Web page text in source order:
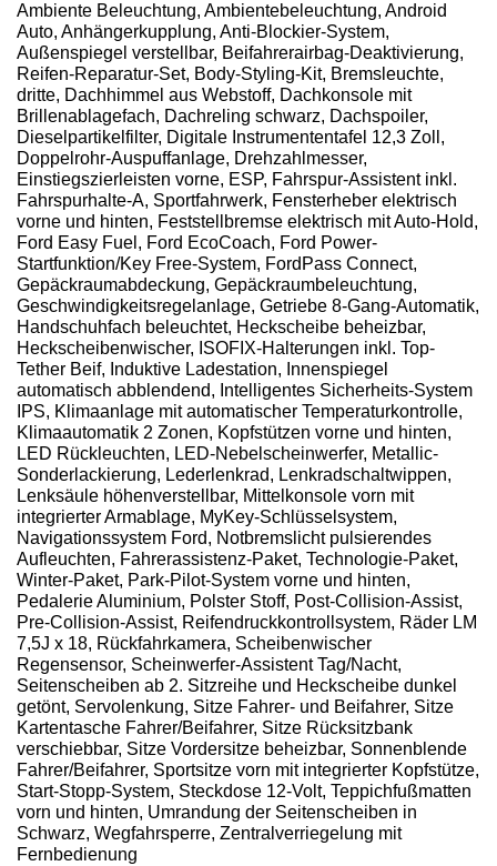
Ambiente Beleuchtung, Ambientebeleuchtung, Android
Auto, Anhängerkupplung, Anti-Blockier-System,
Außenspiegel verstellbar, Beifahrerairbag-Deaktivierung,
Reifen-Reparatur-Set, Body-Styling-Kit, Bremsleuchte,
dritte, Dachhimmel aus Webstoff, Dachkonsole mit
Brillenablagefach, Dachreling schwarz, Dachspoiler,
Dieselpartikelfilter, Digitale Instrumententafel 12,3 Zoll,
Doppelrohr-Auspuffanlage, Drehzahlmesser,
Einstiegszierleisten vorne, ESP, Fahrspur-Assistent inkl.
Fahrspurhalte-A, Sportfahrwerk, Fensterheber elektrisch
vorne und hinten, Feststellbremse elektrisch mit Auto-Hold,
Ford Easy Fuel, Ford EcoCoach, Ford Power-
Startfunktion/Key Free-System, FordPass Connect,
Gepäckraumabdeckung, Gepäckraumbeleuchtung,
Geschwindigkeitsregelanlage, Getriebe 8-Gang-Automatik,
Handschuhfach beleuchtet, Heckscheibe beheizbar,
Heckscheibenwischer, ISOFIX-Halterungen inkl. Top-
Tether Beif, Induktive Ladestation, Innenspiegel
automatisch abblendend, Intelligentes Sicherheits-System
IPS, Klimaanlage mit automatischer Temperaturkontrolle,
Klimaautomatik 2 Zonen, Kopfstützen vorne und hinten,
LED Rückleuchten, LED-Nebelscheinwerfer, Metallic-
Sonderlackierung, Lederlenkrad, Lenkradschaltwippen,
Lenksäule höhenverstellbar, Mittelkonsole vorn mit
integrierter Armablage, MyKey-Schlüsselsystem,
Navigationssystem Ford, Notbremslicht pulsierendes
Aufleuchten, Fahrerassistenz-Paket, Technologie-Paket,
Winter-Paket, Park-Pilot-System vorne und hinten,
Pedalerie Aluminium, Polster Stoff, Post-Collision-Assist,
Pre-Collision-Assist, Reifendruckkontrollsystem, Räder LM
7,5J x 18, Rückfahrkamera, Scheibenwischer
Regensensor, Scheinwerfer-Assistent Tag/Nacht,
Seitenscheiben ab 2. Sitzreihe und Heckscheibe dunkel
getönt, Servolenkung, Sitze Fahrer- und Beifahrer, Sitze
Kartentasche Fahrer/Beifahrer, Sitze Rücksitzbank
verschiebbar, Sitze Vordersitze beheizbar, Sonnenblende
Fahrer/Beifahrer, Sportsitze vorn mit integrierter Kopfstütze,
Start-Stopp-System, Steckdose 12-Volt, Teppichfußmatten
vorn und hinten, Umrandung der Seitenscheiben in
Schwarz, Wegfahrsperre, Zentralverriegelung mit
Fernbedienung